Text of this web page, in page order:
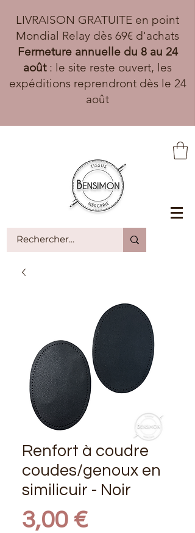
LIVRAISON GRATUITE en point
Mondial Relay dès 69€ d'achats
Fermeture annuelle du 8 au 24
août: le site reste ouvert, les
expéditions reprendront dès le 24
août
Renfort à coudre
coudes/genoux en
similicuir - Noir
3,00 €Prix